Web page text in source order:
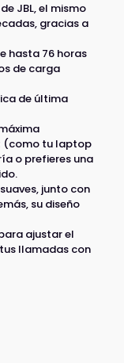
JBL, el mismo
gracias a
hasta 76 horas
de carga
de última
(como tu laptop
o prefieres una
junto con
su diseño
ajustar el
llamadas con